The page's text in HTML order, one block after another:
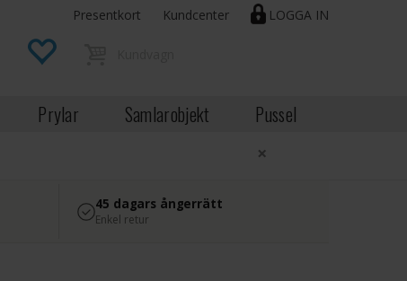
LOGGA IN
Presentkort Kundcenter
Prylar Samlarobjekt Pussel
×
45 dagars ångerrätt
Enkel retur